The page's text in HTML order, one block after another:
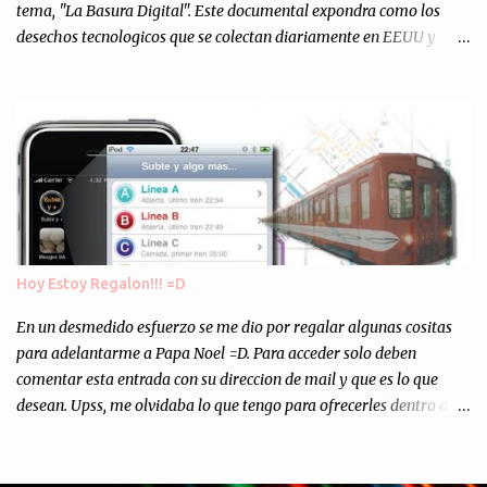
tema, "La Basura Digital". Este documental expondra como los
desechos tecnologicos que se colectan diariamente en EEUU y
Asi, todos los residuos sonincinerados produciendo lo que los
ambientalistas llaman "La Pesadilla de la Edad Cibernetica". La
transmision es el Domingo 2 de diciembre a las 21:00 hs. Me
parecio muy interesante, no creo que lo pueda ver por la hora, asi
que los comentarios los dejo en sus manos...
Hoy Estoy Regalon!!! =D
En un desmedido esfuerzo se me dio por regalar algunas cositas
para adelantarme a Papa Noel =D. Para acceder solo deben
comentar esta entrada con su direccion de mail y que es lo que
desean. Upss, me olvidaba lo que tengo para ofrecerles dentro de